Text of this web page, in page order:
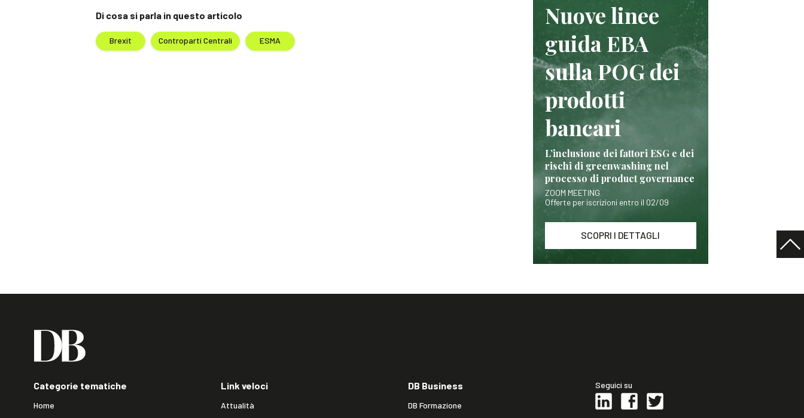
Di cosa si parla in questo articolo
Brexit Controparti Centrali ESMA
Nuove linee
guida EBA
sulla POG dei
prodotti
bancari
L’inclusione dei fattori ESG e dei
rischi di greenwashing nel
processo di product governance
ZOOM MEETING
Offerte per iscrizioni entro il 02/09
SCOPRI I DETTAGLI
Categorie tematiche
Home
Link veloci
Attualità
DB Business
DB Formazione
Seguici su